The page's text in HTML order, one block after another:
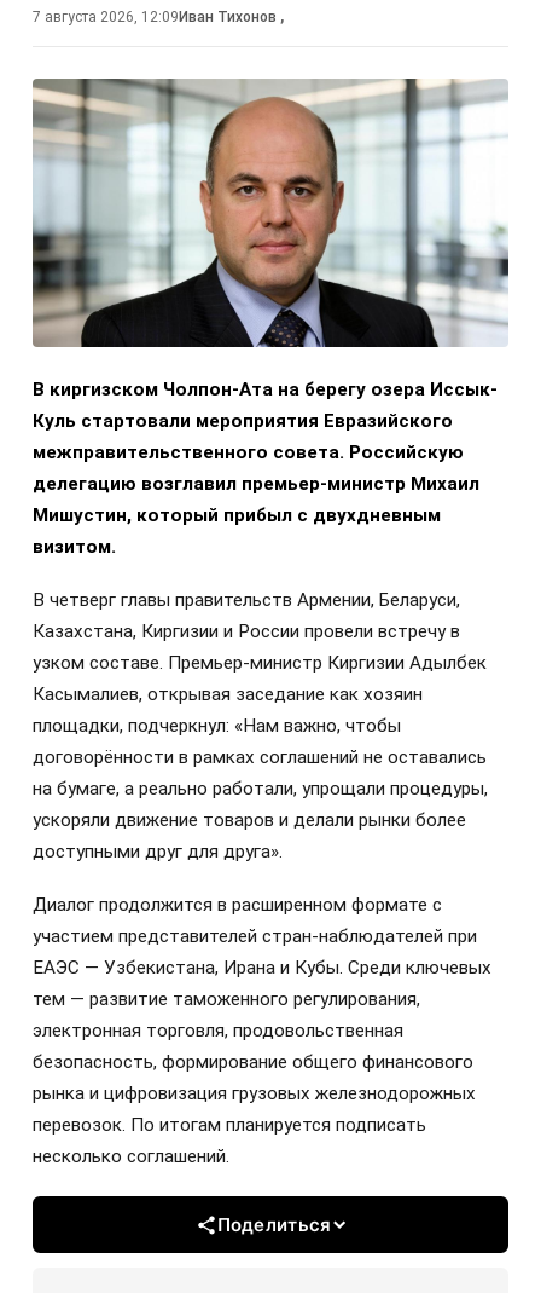
7 августа 2026, 12:09 Иван Тихонов ,
В киргизском Чолпон-Ата на берегу озера Иссык-
Куль стартовали мероприятия Евразийского
межправительственного совета. Российскую
делегацию возглавил премьер-министр Михаил
Мишустин, который прибыл с двухдневным
визитом.
В четверг главы правительств Армении, Беларуси,
Казахстана, Киргизии и России провели встречу в
узком составе. Премьер-министр Киргизии Адылбек
Касымалиев, открывая заседание как хозяин
площадки, подчеркнул: «Нам важно, чтобы
договорённости в рамках соглашений не оставались
на бумаге, а реально работали, упрощали процедуры,
ускоряли движение товаров и делали рынки более
доступными друг для друга».
Диалог продолжится в расширенном формате с
участием представителей стран-наблюдателей при
ЕАЭС — Узбекистана, Ирана и Кубы. Среди ключевых
тем — развитие таможенного регулирования,
электронная торговля, продовольственная
безопасность, формирование общего финансового
рынка и цифровизация грузовых железнодорожных
перевозок. По итогам планируется подписать
несколько соглашений.
Поделиться